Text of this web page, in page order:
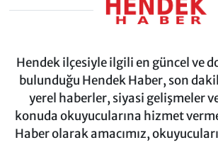
Hendek ilçesiyle ilgili en güncel ve
bulunduğu Hendek Haber, son
yerel haberler, siyasi gelişmeler
konuda okuyucularına hizmet
Haber olarak amacımız,